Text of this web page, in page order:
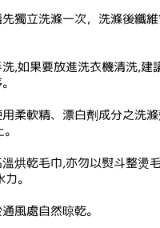
獨立洗滌一次，洗滌後纖
,如果要放進洗衣機清洗,建
柔軟精、漂白劑成分之洗
烘乾毛巾,亦勿以熨斗整燙
。
風處自然晾乾。